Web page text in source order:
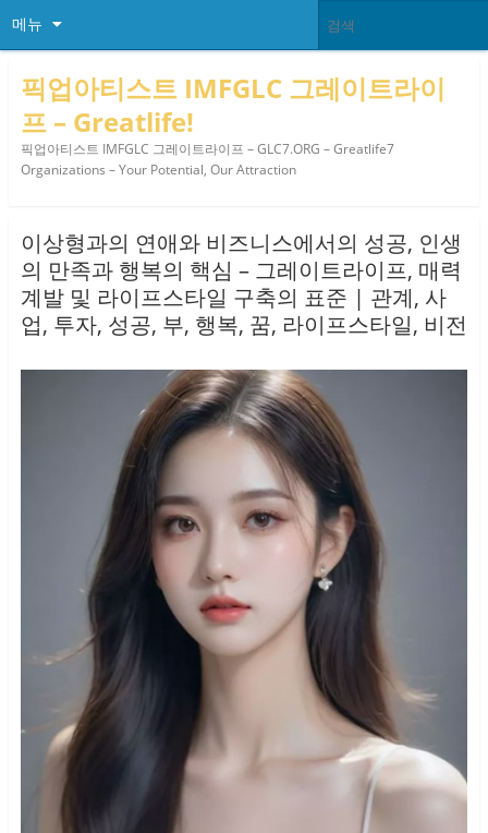
메뉴
픽업아티스트 IMFGLC 그레이트라이
프 – Greatlife!
픽업아티스트 IMFGLC 그레이트라이프 – GLC7.ORG – Greatlife7
Organizations – Your Potential, Our Attraction
이상형과의 연애와 비즈니스에서의 성공, 인생
의 만족과 행복의 핵심 – 그레이트라이프, 매력
계발 및 라이프스타일 구축의 표준 | 관계, 사
업, 투자, 성공, 부, 행복, 꿈, 라이프스타일, 비전